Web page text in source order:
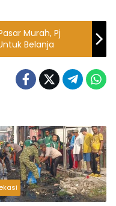
Murah, Pj
Belanja